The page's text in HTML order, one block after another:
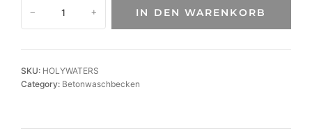
o
n
w
c
− + IN DEN WARENKORB
SKU: HOLYWATERS
Category: Betonwaschbecken